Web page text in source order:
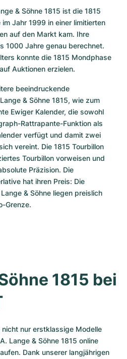
& Söhne 1815 ist die 1815
Jahr 1999 in einer limitierten
auf den Markt kam. Ihre
1000 Jahre genau berechnet.
konnte die 1815 Mondphase
Auktionen erzielen.
beeindruckende
& Söhne 1815, wie zum
Ewiger Kalender, die sowohl
Rattrapante-Funktion als
verfügt und damit zwei
vereint. Die 1815 Tourbillon
Tourbillon vorweisen und
Präzision. Die
hat ihren Preis: Die
& Söhne liegen preislich
Grenze.
1815 bei
nicht nur erstklassige Modelle
Lange & Söhne 1815 online
Dank unserer langjährigen